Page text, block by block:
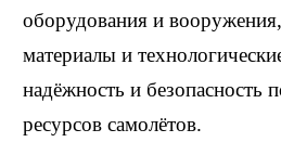
оборудования и
материалы и
надёжность и безопасность
ресурсов самолётов.